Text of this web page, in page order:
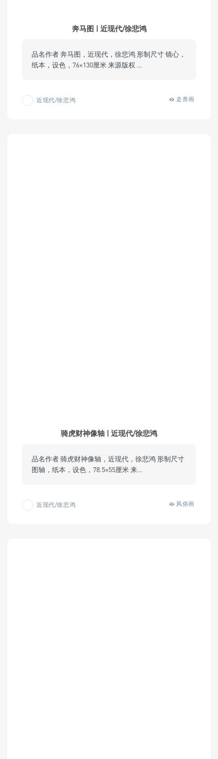
奔马图 | 近现代/徐悲鸿
品名作者 奔马图，近现代，徐悲鸿 形制尺寸 镜心，
纸本，设色，76×130厘米 来源版权 …
近现代/徐悲鸿 走兽画
骑虎财神像轴 | 近现代/徐悲鸿
品名作者 骑虎财神像轴，近现代，徐悲鸿 形制尺寸
图轴，纸本，设色，78.5×55厘米 来…
近现代/徐悲鸿 风俗画